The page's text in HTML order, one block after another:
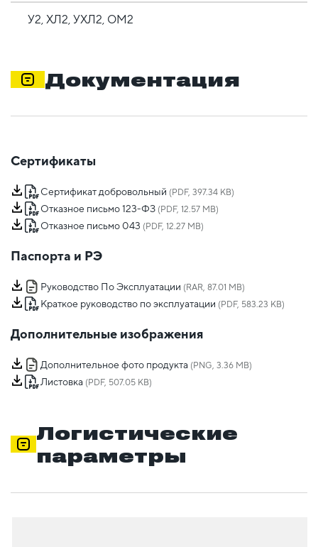
У2, ХЛ2, УХЛ2, ОМ2
Документация
Сертификаты
Сертификат добровольный (PDF, 397.34 KB)
Отказное письмо 123-ФЗ (PDF, 12.57 MB)
Отказное письмо 043 (PDF, 12.27 MB)
Паспорта и РЭ
Руководство По Эксплуатации (RAR, 87.01 MB)
Краткое руководство по эксплуатации (PDF, 583.23 KB)
Дополнительные изображения
Дополнительное фото продукта (PNG, 3.36 MB)
Листовка (PDF, 507.05 KB)
Логистические
параметры